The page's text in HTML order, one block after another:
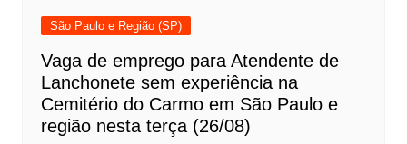
São Paulo e Região (SP)
Vaga de emprego para Atendente de
Lanchonete sem experiência na
Cemitério do Carmo em São Paulo e
região nesta terça (26/08)